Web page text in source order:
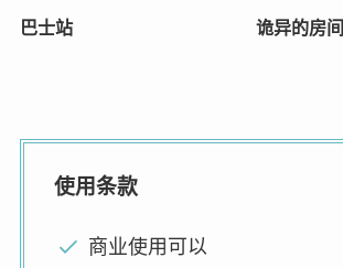
巴士站 诡异的房间
使用条款
商业使用可以